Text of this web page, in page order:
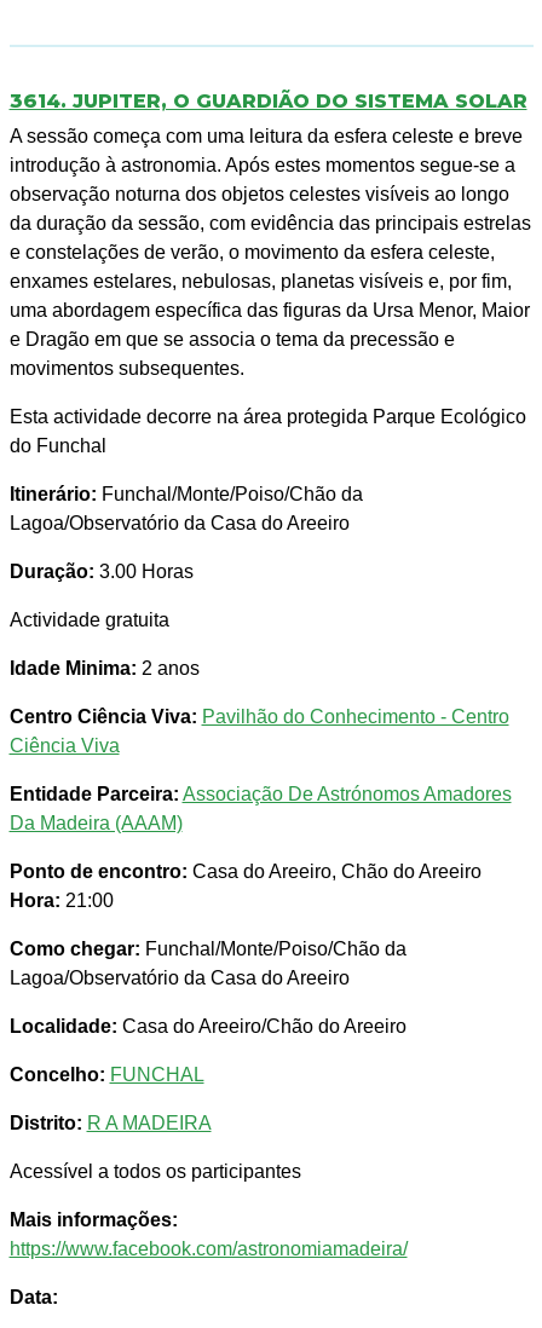
3614. JUPITER, O GUARDIÃO DO SISTEMA SOLAR
A sessão começa com uma leitura da esfera celeste e breve
introdução à astronomia. Após estes momentos segue-se a
observação noturna dos objetos celestes visíveis ao longo
da duração da sessão, com evidência das principais estrelas
e constelações de verão, o movimento da esfera celeste,
enxames estelares, nebulosas, planetas visíveis e, por fim,
uma abordagem específica das figuras da Ursa Menor, Maior
e Dragão em que se associa o tema da precessão e
movimentos subsequentes.
Esta actividade decorre na área protegida Parque Ecológico
do Funchal
Itinerário: Funchal/Monte/Poiso/Chão da
Lagoa/Observatório da Casa do Areeiro
Duração: 3.00 Horas
Actividade gratuita
Idade Minima: 2 anos
Centro Ciência Viva: Pavilhão do Conhecimento - Centro
Ciência Viva
Entidade Parceira: Associação De Astrónomos Amadores
Da Madeira (AAAM)
Ponto de encontro: Casa do Areeiro, Chão do Areeiro
Hora: 21:00
Como chegar: Funchal/Monte/Poiso/Chão da
Lagoa/Observatório da Casa do Areeiro
Localidade: Casa do Areeiro/Chão do Areeiro
Concelho: FUNCHAL
Distrito: R A MADEIRA
Acessível a todos os participantes
Mais informações:
https://www.facebook.com/astronomiamadeira/
Data: